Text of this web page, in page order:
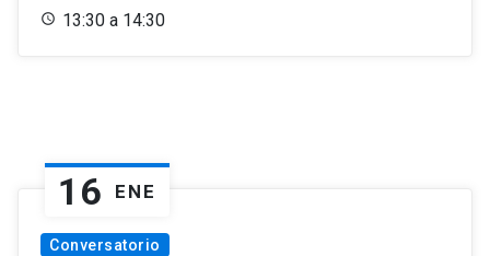
13:30 a 14:30
16 ENE
Conversatorio